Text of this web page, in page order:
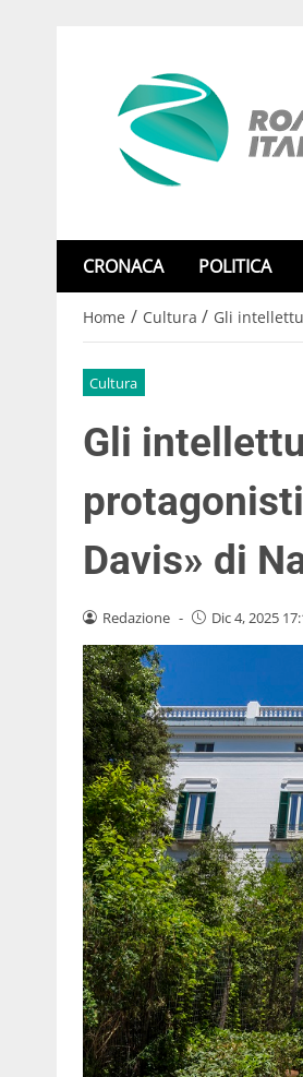
CRONACA POLITICA
Home / Cultura / Gli
Cultura
Gli
Davis» di
Redazione - Dic 4, 2025